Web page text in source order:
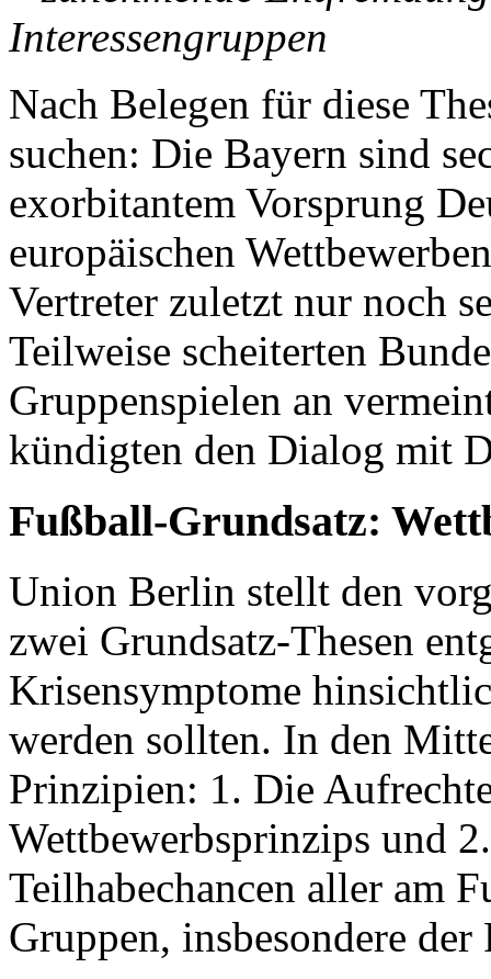
Interessengruppen
Nach Belegen für diese
suchen: Die Bayern sind
exorbitantem Vorsprung
europäischen
Vertreter zuletzt nur noch
Teilweise scheiterten
Gruppenspielen an
kündigten den Dialog mit
Fußball-Grundsatz:
Union Berlin stellt den
zwei Grundsatz-Thesen
Krisensymptome
werden sollten. In den
Prinzipien: 1. Die
Wettbewerbsprinzips und
Teilhabechancen aller am
Gruppen, insbesondere der